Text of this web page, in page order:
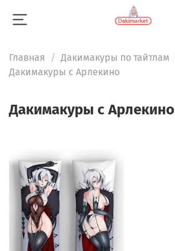
Главная Дакимакуры по тайтлам
Дакимакуры с Арлекино
Дакимакуры с Арлекино